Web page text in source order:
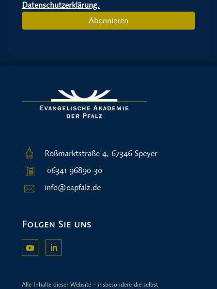
Datenschutzerklärung.
Abonnieren
Roßmarktstraße 4, 67346 Speyer
06341 96890-30
info@eapfalz.de
Folgen Sie uns
Alle Inhalte dieser Website – insbesondere die selbst